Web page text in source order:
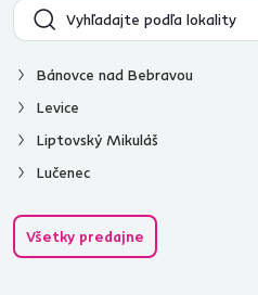
Bánovce nad Bebravou
Levice
Liptovský Mikuláš
Lučenec
Všetky predajne